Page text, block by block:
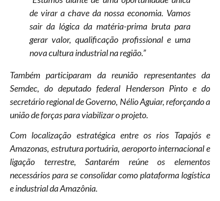
de virar a chave da nossa economia. Vamos
sair da lógica da matéria-prima bruta para
gerar valor, qualificação profissional e uma
nova cultura industrial na região.”
Também participaram da reunião representantes da
Semdec, do deputado federal Henderson Pinto e do
secretário regional de Governo, Nélio Aguiar, reforçando a
união de forças para viabilizar o projeto.
Com localização estratégica entre os rios Tapajós e
Amazonas, estrutura portuária, aeroporto internacional e
ligação terrestre, Santarém reúne os elementos
necessários para se consolidar como plataforma logística
e industrial da Amazônia.